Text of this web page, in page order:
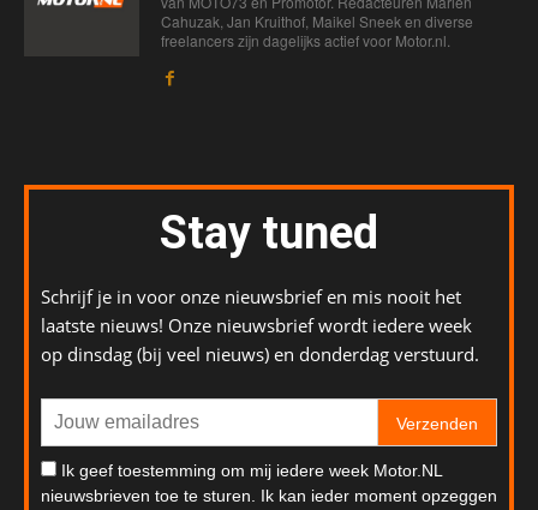
Cahuzak, Jan Kruithof, Maikel Sneek en diverse
freelancers zijn dagelijks actief voor Motor.nl.
Stay tuned
Schrijf je in voor onze nieuwsbrief en mis nooit het
laatste nieuws! Onze nieuwsbrief wordt iedere week
op dinsdag (bij veel nieuws) en donderdag verstuurd.
Verzenden
Ik geef toestemming om mij iedere week Motor.NL
nieuwsbrieven toe te sturen. Ik kan ieder moment opzeggen